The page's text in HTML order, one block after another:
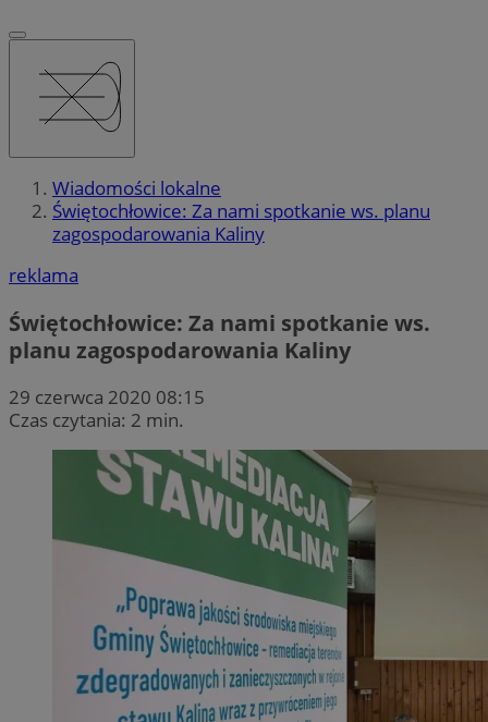
Wiadomości lokalne
Świętochłowice: Za nami spotkanie ws. planu
zagospodarowania Kaliny
reklama
Świętochłowice: Za nami spotkanie ws.
planu zagospodarowania Kaliny
29 czerwca 2020 08:15
Czas czytania: 2 min.